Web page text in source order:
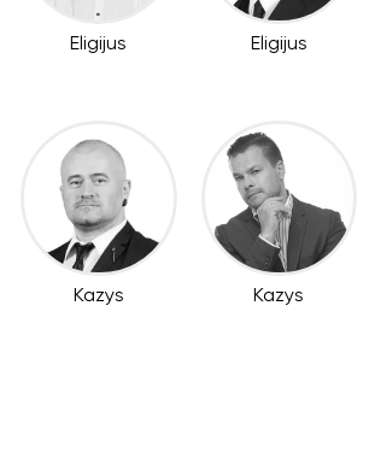
Eligijus Eligijus
Kazys Kazys